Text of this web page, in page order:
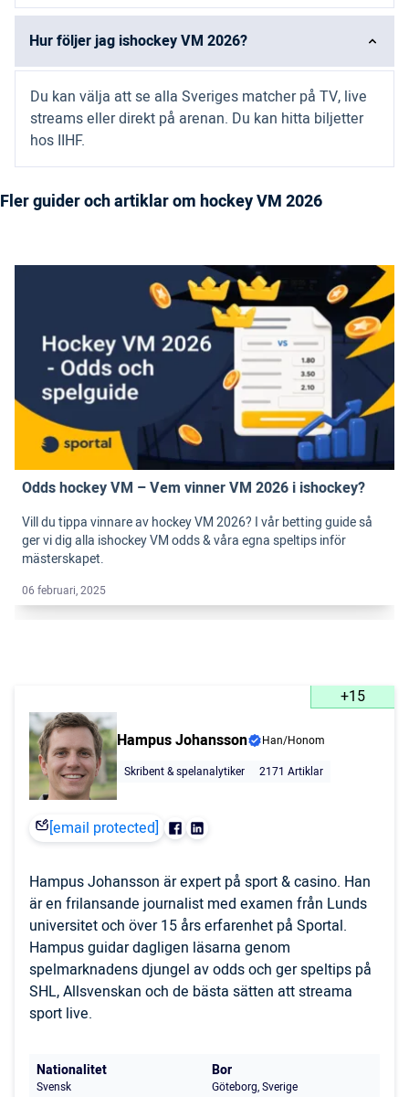
Hur följer jag ishockey VM 2026?
Du kan välja att se alla Sveriges matcher på TV, live
streams eller direkt på arenan. Du kan hitta biljetter
hos IIHF.
Fler guider och artiklar om hockey VM 2026
Odds hockey VM – Vem vinner VM 2026 i ishockey?
Vill du tippa vinnare av hockey VM 2026? I vår betting guide så
ger vi dig alla ishockey VM odds & våra egna speltips inför
mästerskapet.
06 februari, 2025
+15
Hampus Johansson
Han/Honom
Skribent & spelanalytiker
2171 Artiklar
[email protected]
Hampus Johansson är expert på sport & casino. Han
är en frilansande journalist med examen från Lunds
universitet och över 15 års erfarenhet på Sportal.
Hampus guidar dagligen läsarna genom
spelmarknadens djungel av odds och ger speltips på
SHL, Allsvenskan och de bästa sätten att streama
sport live.
Nationalitet
Svensk
Bor
Göteborg, Sverige